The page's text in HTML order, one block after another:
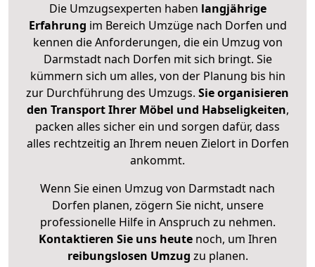
Die Umzugsexperten haben langjährige
Erfahrung im Bereich Umzüge nach Dorfen und
kennen die Anforderungen, die ein Umzug von
Darmstadt nach Dorfen mit sich bringt. Sie
kümmern sich um alles, von der Planung bis hin
zur Durchführung des Umzugs. Sie organisieren
den Transport Ihrer Möbel und Habseligkeiten,
packen alles sicher ein und sorgen dafür, dass
alles rechtzeitig an Ihrem neuen Zielort in Dorfen
ankommt.
Wenn Sie einen Umzug von Darmstadt nach
Dorfen planen, zögern Sie nicht, unsere
professionelle Hilfe in Anspruch zu nehmen.
Kontaktieren Sie uns heutenoch, um Ihren
reibungslosen Umzug zu planen.